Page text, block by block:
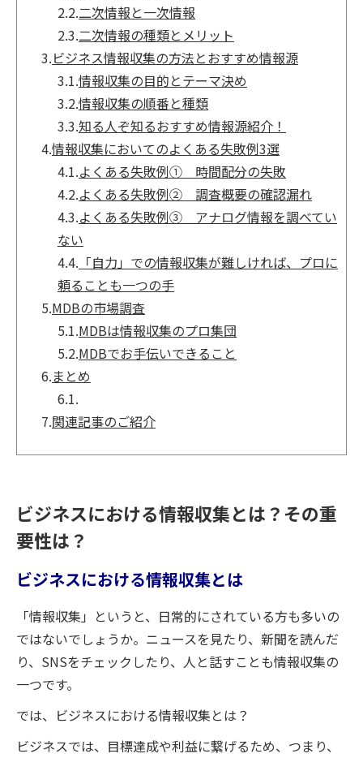
2.2.二次情報と一次情報
2.3.二次情報の種類とメリット
3.ビジネス情報収集の方法とおすすめ情報源
3.1.情報収集の目的とテーマ決め
3.2.情報収集の順番と種類
3.3.知る人ぞ知るおすすめ情報源紹介！
4.情報収集においてのよくある失敗例3選
4.1.よくある失敗例① 時間配分の失敗
4.2.よくある失敗例② 調査概要の確認漏れ
4.3.よくある失敗例③ アナログ情報を調べてい
ない
4.4. 「自力」での情報収集が難しければ、プロに
頼ることも一つの手
5.MDBの市場調査
5.1.MDBは情報収集のプロ集団
5.2.MDBでお手伝いできること
6.まとめ
6.1.
7.関連記事のご紹介
ビジネスにおける情報収集とは？その重
要性は？
ビジネスにおける情報収集とは
「情報収集」というと、日常的にされている方も多いの
ではないでしょうか。ニュースを見たり、新聞を読んだ
り、SNSをチェックしたり、人と話すことも情報収集の
一つです。
では、ビジネスにおける情報収集とは？
ビジネスでは、目標達成や利益に繋げるため、つまり、